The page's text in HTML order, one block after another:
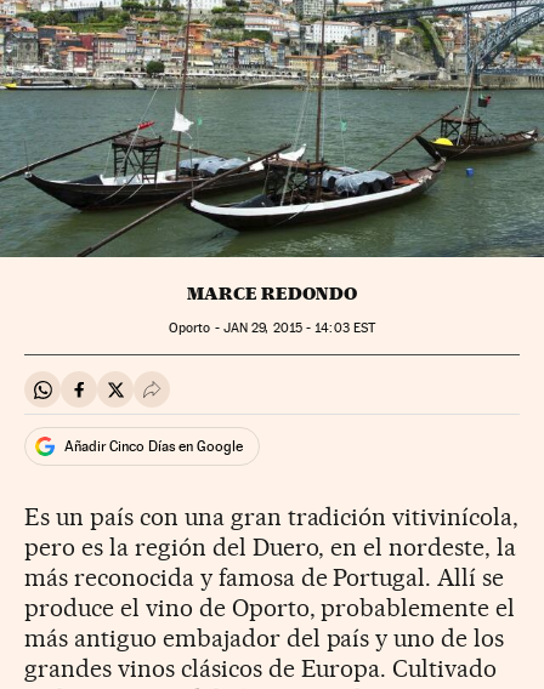
MARCE REDONDO
Oporto - JAN 29, 2015 - 14:03EST
Compartir en Whatsapp
Compartir en Facebook
Compartir en Twitter
Desplegar Redes Sociales
Añadir Cinco Días en Google
Es un país con una gran tradición vitivinícola,
pero es la región del Duero, en el nordeste, la
más reconocida y famosa de Portugal. Allí se
produce el vino de Oporto, probablemente el
más antiguo embajador del país y uno de los
grandes vinos clásicos de Europa. Cultivado